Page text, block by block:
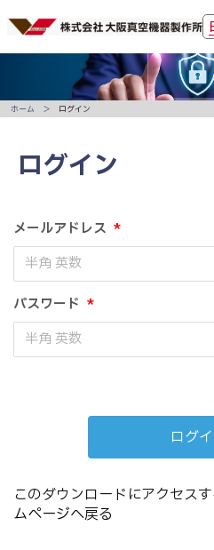
ログイン
メールアドレス *
パスワード *
このダウンロードにアクセス
ムページへ戻る
ホーム ログイン